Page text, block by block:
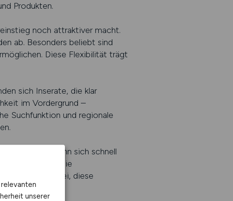
Produkten.
noch attraktiver macht.
ab. Besonders beliebt sind
Diese Flexibilität trägt
sich Inserate, die klar
im Vordergrund –
Suchfunktion und regionale
zeigt, kann sich schnell
den Verkauf, die
helfen dabei, diese
unserer